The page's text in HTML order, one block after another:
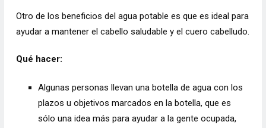
Otro de los beneficios del agua potable es que es ideal para
ayudar a mantener el cabello saludable y el cuero cabelludo.
Qué hacer:
Algunas personas llevan una botella de agua con los
plazos u objetivos marcados en la botella, que es
sólo una idea más para ayudar a la gente ocupada,